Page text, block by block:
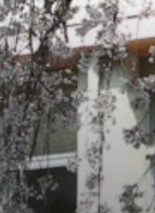
/home/sakurazuka/sakurazuka.ed.jp/
t/themes/sakurazuka_2020/header.php